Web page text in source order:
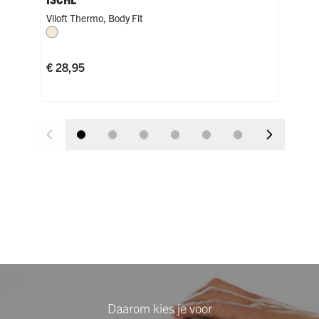
Viloft Thermo, Body Fit
Wolwit
€ 28,95
Daarom kies je voor